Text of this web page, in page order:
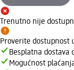
Trenutno nije
Proverite dostupnost
Besplatna dostava
Mogućnost